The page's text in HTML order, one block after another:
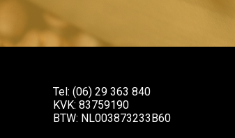
Tel: (06) 29 363 840
KVK: 83759190
BTW: NL003873233B60